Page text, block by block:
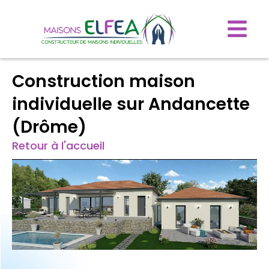
Construction maison
individuelle sur Andancette
(Drôme)
Retour à l'accueil